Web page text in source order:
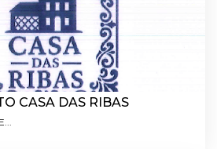
CASA DAS RIBAS